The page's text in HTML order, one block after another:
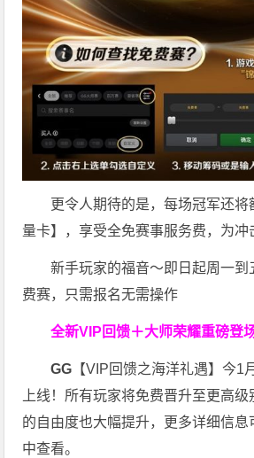
更令人期待的是，每场冠军还
量卡】，享受全免赛事服务费，为冲
新手玩家的福音～即日起周一到
费赛，只需报名无需操作
全新VIP回馈＋大师荣耀重磅登
GG 【VIP回馈之海洋礼遇】今1
上线！所有玩家将免费晋升至更高
的自由度也大幅提升，更多详细信息
中查看。